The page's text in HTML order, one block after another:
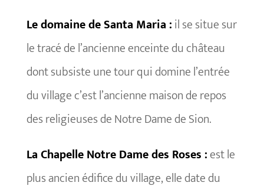
Le domaine de Santa Maria :il se situe sur
le tracé de l’ancienne enceinte du château
dont subsiste une tour qui domine l’entrée
du village c’est l’ancienne maison de repos
des religieuses de Notre Dame de Sion.
La Chapelle Notre Dame des Roses :est le
plus ancien édifice du village, elle date du